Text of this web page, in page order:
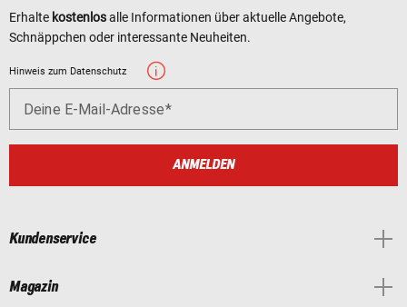
Erhalte kostenlosalle Informationen über aktuelle Angebote,
Schnäppchen oder interessante Neuheiten.
Hinweis zum Datenschutz
Deine E-Mail-Adresse
ANMELDEN
Kundenservice
Magazin